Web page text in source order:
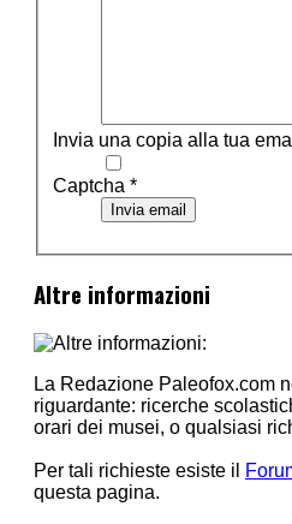
Invia una copia alla tua
Captcha *
Invia email
Altre informazioni
La Redazione Paleofox.com
riguardante: ricerche
orari dei musei, o qualsiasi
Per tali richieste esiste il
questa pagina.